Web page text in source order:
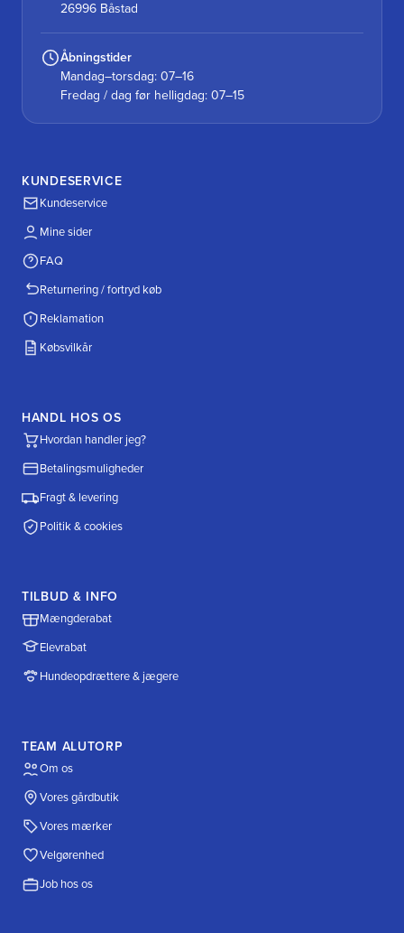
26996 Båstad
Åbningstider
Mandag–torsdag: 07–16
Fredag / dag før helligdag: 07–15
KUNDESERVICE
Kundeservice
Mine sider
FAQ
Returnering / fortryd køb
Reklamation
Købsvilkår
HANDL HOS OS
Hvordan handler jeg?
Betalingsmuligheder
Fragt & levering
Politik & cookies
TILBUD & INFO
Mængderabat
Elevrabat
Hundeopdrættere & jægere
TEAM ALUTORP
Om os
Vores gårdbutik
Vores mærker
Velgørenhed
Job hos os